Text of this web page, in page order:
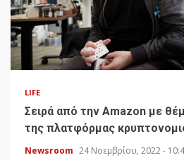
LIFE
Σειρά από την Amazon με
της πλατφόρμας
Newsroom 24 Νοεμβρίου, 2022 -